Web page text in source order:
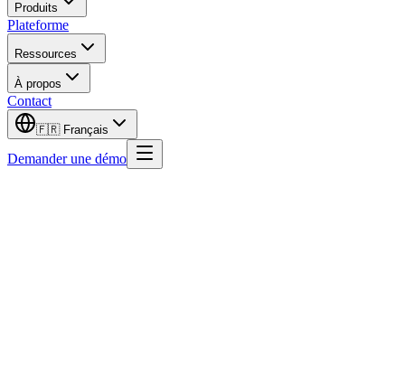
Produits
Plateforme
Ressources
À propos
Contact
🇫🇷 Français
Demander une démo